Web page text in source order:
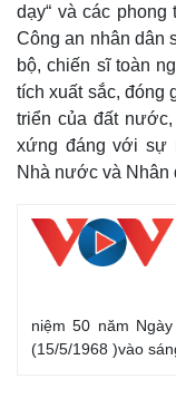
dạy“ và các
Công an nhân dân
bộ, chiến sĩ toàn
tích xuất sắc, đóng
triển của đất
xứng đáng với sự
Nhà nước và Nhân
niệm 50 năm
(15/5/1968 )vào